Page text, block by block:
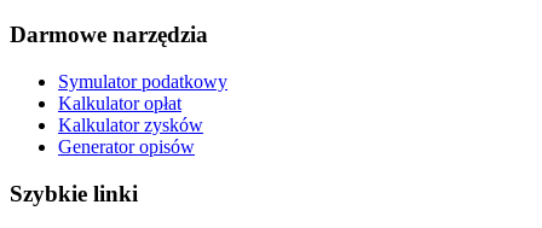
Darmowe narzędzia
Symulator podatkowy
Kalkulator opłat
Kalkulator zysków
Generator opisów
Szybkie linki